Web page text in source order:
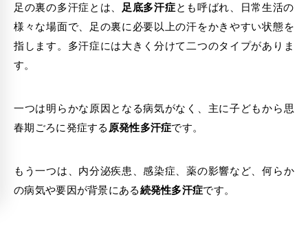
足の裏の多汗症とは、 足底多汗症とも呼ばれ、日常生活の
様々な場面で、足の裏に必要以上の汗をかきやすい状態を
指します。多汗症には大きく分けて二つのタイプがありま
す。
一つは明らかな原因となる病気がなく、主に子どもから思
春期ごろに発症する 原発性多汗症です。
もう一つは、内分泌疾患、感染症、薬の影響など、何らか
の病気や要因が背景にある続発性多汗症です。